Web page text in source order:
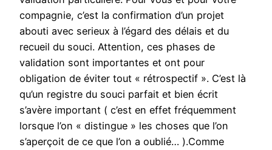
compagnie, c’est la confirmation d’un projet
abouti avec serieux à l’égard des délais et du
recueil du souci. Attention, ces phases de
validation sont importantes et ont pour
obligation de éviter tout « rétrospectif ». C’est là
qu’un registre du souci parfait et bien écrit
s’avère important ( c’est en effet fréquemment
lorsque l’on « distingue » les choses que l’on
s’aperçoit de ce que l’on a oublié… ).Comme